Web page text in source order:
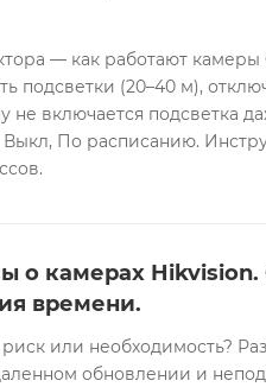
— как работают камеры
подсветки (20–40 м),
включается подсветка
По расписанию.
о камерах
времени.
или необходимость?
обновлении и